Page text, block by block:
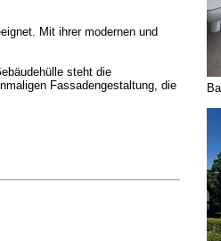
Mit ihrer modernen und
steht die
Fassadengestaltung, die